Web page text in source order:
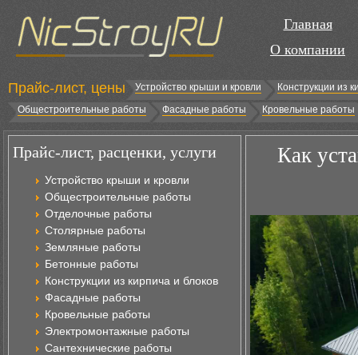
Главная
О компании
Прайс-лист, цены Устройство крыши и кровли
Конструкции из
Общестроительные работы
Фасадные работы Кровельные работы
Прайс-лист, расценки, услуги
Устройство крыши и кровли
Общестроительные работы
Отделочные работы
Столярные работы
Земляные работы
Бетонные работы
Конструкции из кирпича и блоков
Фасадные работы
Кровельные работы
Электромонтажные работы
Сантехнические работы
Как